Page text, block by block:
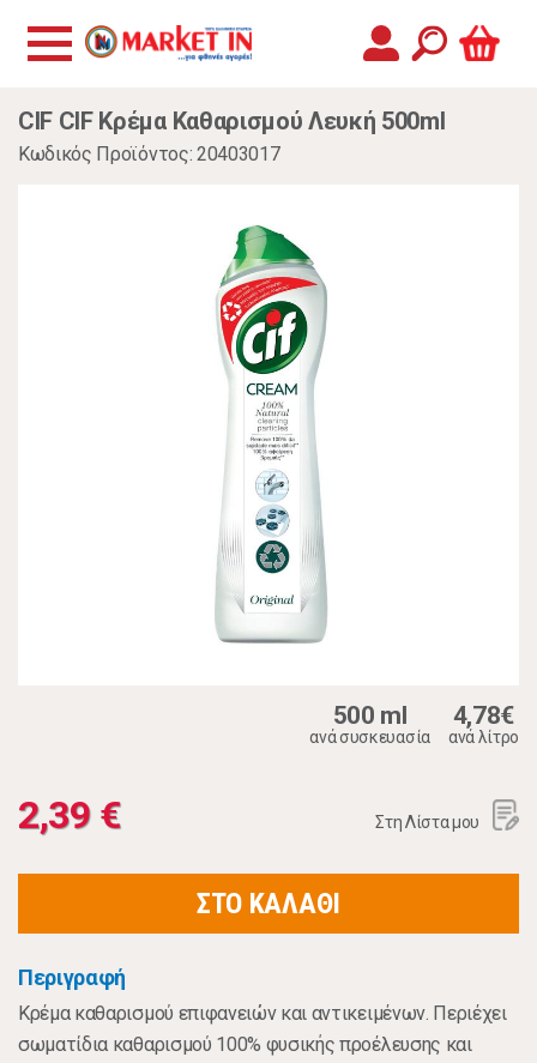
CIF CIF Κρέμα Καθαρισμού Λευκή 500ml
Κωδικός Προϊόντος: 20403017
500 ml
ανά συσκευασία
4,78€
ανά λίτρο
2,39 € Στη Λίστα μου
ΣΤΟ ΚΑΛΑΘΙ
Περιγραφή
Κρέμα καθαρισμού επιφανειών και αντικειμένων. Περιέχει
σωματίδια καθαρισμού 100% φυσικής προέλευσης και